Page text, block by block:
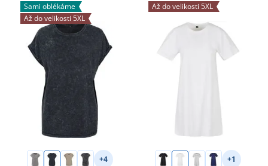
Sami oblékáme
Až do velikosti 5XL
+4
Až do velikosti 5XL
+1